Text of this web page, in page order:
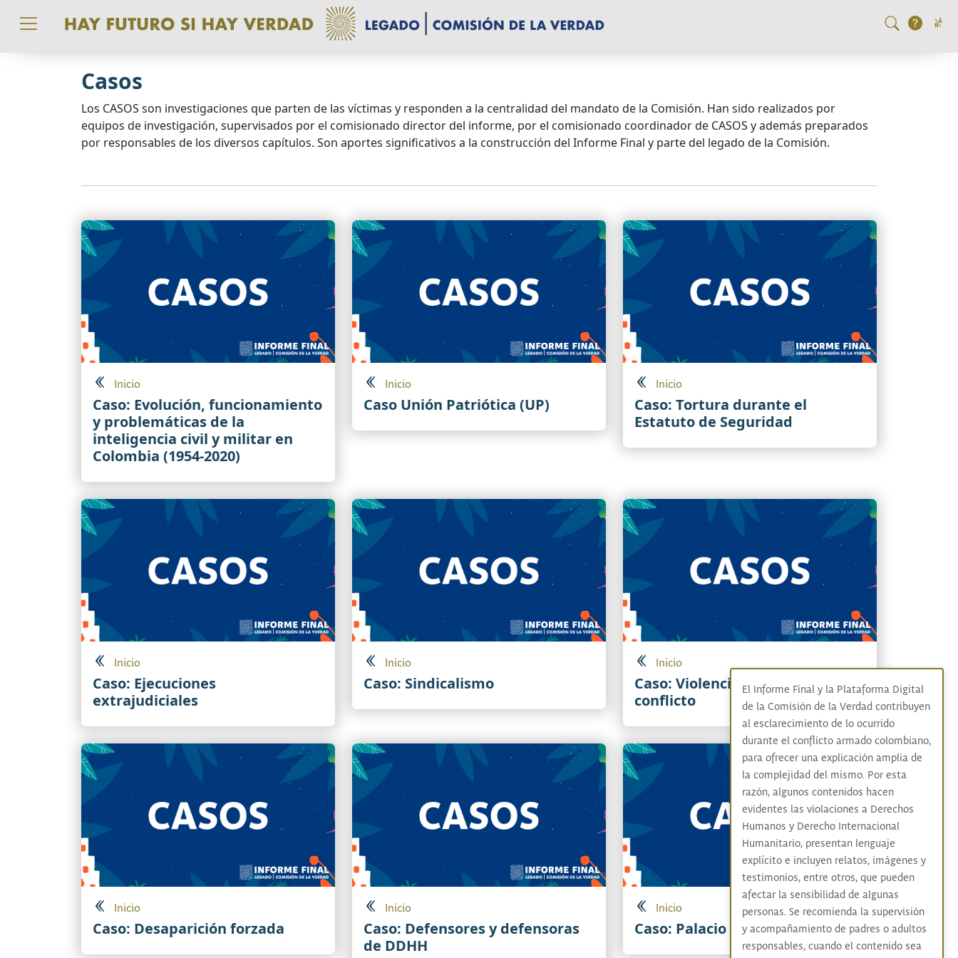
Casos
Los CASOS son investigaciones que parten de las víctimas y responden a la centralidad del mandato de la Comisión. Han sido realizados por
equipos de investigación, supervisados por el comisionado director del informe, por el comisionado coordinador de CASOS y además preparados
por responsables de los diversos capítulos. Son aportes significativos a la construcción del Informe Final y parte del legado de la Comisión.
Inicio
Caso: Evolución, funcionamiento
y problemáticas de la
inteligencia civil y militar en
Colombia (1954-2020)
Inicio
Caso Unión Patriótica (UP)
Inicio
Caso: Tortura durante el
Estatuto de Seguridad
Inicio
Caso: Ejecuciones
extrajudiciales
Inicio
Caso: Sindicalismo
Inicio
Caso: Violencia política y
conflicto
Inicio
Caso: Desaparición forzada
Inicio
Caso: Defensores y defensoras
de DDHH
Inicio
Caso: Palacio de Justicia
El Informe Final y la Plataforma Digital
de la Comisión de la Verdad contribuyen
al esclarecimiento de lo ocurrido
durante el conflicto armado colombiano,
para ofrecer una explicación amplia de
la complejidad del mismo. Por esta
razón, algunos contenidos hacen
evidentes las violaciones a Derechos
Humanos y Derecho Internacional
Humanitario, presentan lenguaje
explícito e incluyen relatos, imágenes y
testimonios, entre otros, que pueden
afectar la sensibilidad de algunas
personas. Se recomienda la supervisión
y acompañamiento de padres o adultos
responsables, cuando el contenido sea